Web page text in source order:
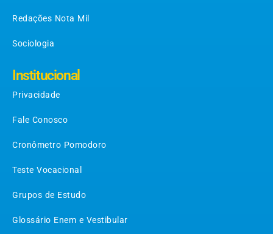
Redações Nota Mil
Sociologia
Institucional
Privacidade
Fale Conosco
Cronômetro Pomodoro
Teste Vocacional
Grupos de Estudo
Glossário Enem e Vestibular